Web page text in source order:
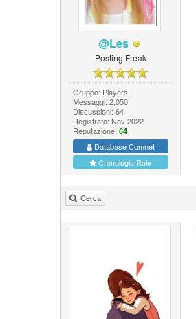
@Les
Posting Freak
Gruppo: Players
Messaggi: 2,050
Discussioni: 64
Registrato: Nov 2022
Reputazione: 64
Database Comnet
Cronologia Role
Cerca